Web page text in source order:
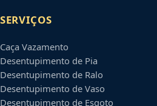
SERVIÇOS
Caça Vazamento
Desentupimento de Pia
Desentupimento de Ralo
Desentupimento de Vaso
Desentupimento de Esgoto